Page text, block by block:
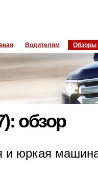
Водителям Обзоры
обзор
юркая